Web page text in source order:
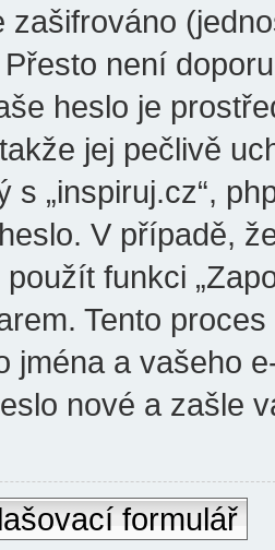
zašifrováno
není
heslo je
jej pečlivě
s „inspiruj.cz“,
V případě,
funkci
Tento
jména a vašeho
nové a zašle
formulář